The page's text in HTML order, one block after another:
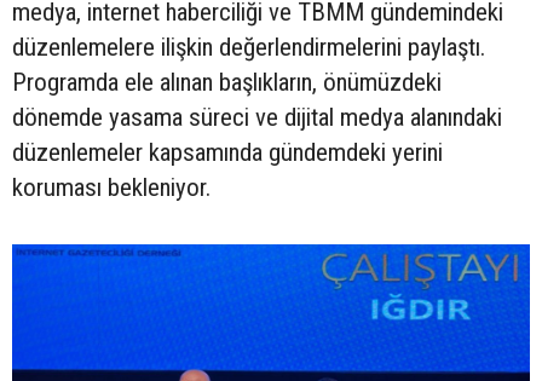
medya, internet haberciliği ve TBMM gündemindeki
düzenlemelere ilişkin değerlendirmelerini paylaştı.
Programda ele alınan başlıkların, önümüzdeki
dönemde yasama süreci ve dijital medya alanındaki
düzenlemeler kapsamında gündemdeki yerini
koruması bekleniyor.